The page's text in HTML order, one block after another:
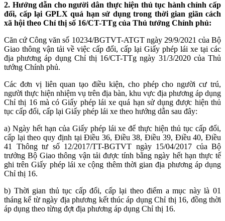
2. Hướng dẫn cho người dân thực hiện thủ tục hành chính cấp
đổi, cấp lại GPLX quá hạn sử dụng trong thời gian giãn cách
xã hội theo Chỉ thị số 16/CT-TTg của Thủ tướng Chính phủ:
Căn cứ Công văn số 10234/BGTVT-ATGT ngày 29/9/2021 của Bộ
Giao thông vận tải về việc cấp đổi, cấp lại Giấy phép lái xe tại các
địa phương áp dụng Chỉ thị 16/CT-TTg ngày 31/3/2020 của Thủ
tướng Chính phủ.
Các đơn vị liên quan tạo điều kiện, cho phép cho người cư trú,
người thực hiện nhiệm vụ trên địa bàn, khu vực địa phương áp dụng
Chỉ thị 16 mà có Giấy phép lái xe quá hạn sử dụng được hiện thủ
tục cấp đổi, cấp lại Giấy phép lái xe theo hướng dẫn sau đây:
a) Ngày hết hạn của Giấy phép lái xe để thực hiện thủ tục cấp đổi,
cấp lại theo quy định tại Điều 36, Điều 38, Điều 39, Điều 40, Điều
41 Thông tư số 12/2017/TT-BGTVT ngày 15/04/2017 của Bộ
trưởng Bộ Giao thông vận tải được tính bằng ngày hết hạn thực tế
ghi trên Giấy phép lái xe cộng thêm thời gian địa phương áp dụng
Chỉ thị 16.
b) Thời gian thủ tục cấp đổi, cấp lại theo điểm a mục này là 01
tháng kể từ ngày địa phương kết thúc áp dụng Chỉ thị 16, đồng thời
áp dụng theo từng đợt địa phương áp dụng Chỉ thị 16.